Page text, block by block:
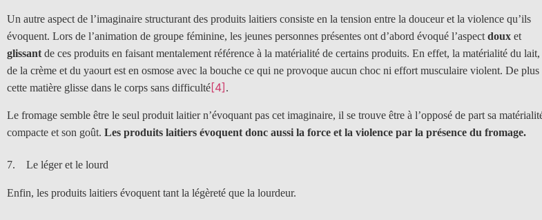
Un autre aspect de l’imaginaire structurant des produits laitiers consiste en la tension entre la douceur et la violence qu’ils
évoquent. Lors de l’animation de groupe féminine, les jeunes personnes présentes ont d’abord évoqué l’aspect doux et
glissant de ces produits en faisant mentalement référence à la matérialité de certains produits. En effet, la matérialité du lait,
de la crème et du yaourt est en osmose avec la bouche ce qui ne provoque aucun choc ni effort musculaire violent. De plus
cette matière glisse dans le corps sans difficulté[4] .
Le fromage semble être le seul produit laitier n’évoquant pas cet imaginaire, il se trouve être à l’opposé de part sa
compacte et son goût. Les produits laitiers évoquent donc aussi la force et la violence par la présence du fromage.
7. Le léger et le lourd
Enfin, les produits laitiers évoquent tant la légèreté que la lourdeur.